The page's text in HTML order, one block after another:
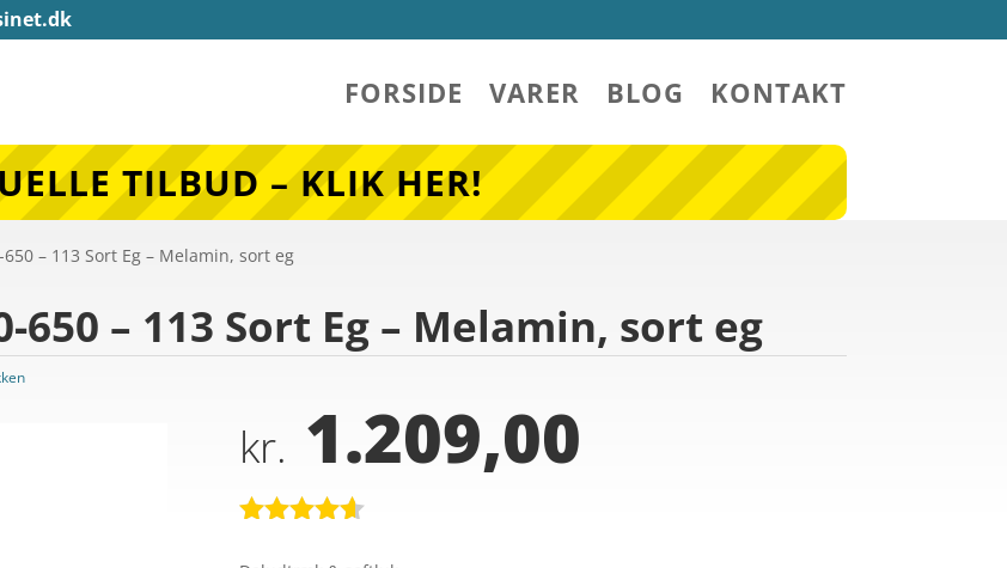
FORSIDE VARER BLOG KONTAKT
TILBUD – KLIK HER!
– 113 Sort Eg – Melamin, sort eg
650 – 113 Sort Eg – Melamin, sort eg
kr. 1.209,00